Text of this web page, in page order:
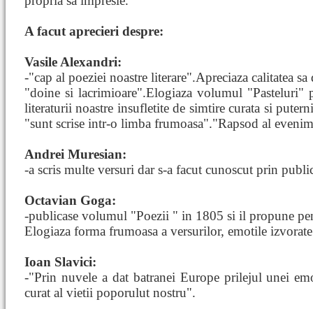
A facut aprecieri despre:
Vasile Alexandri:
-"cap al poeziei noastre literare".Apreciaza calitatea
"doine si lacrimioare".Elogiaza volumul "Pasteluri"
literaturii noastre insufletite de simtire curata si
"sunt scrise intr-o limba frumoasa"."Rapsod al
Andrei Muresian:
-a scris multe versuri dar s-a facut cunoscut prin
Octavian Goga:
-publicase volumul "Poezii " in 1805 si il propune
Elogiaza forma frumoasa a versurilor, emotile
Ioan Slavici:
-"Prin nuvele a dat batranei Europe prilejul unei
curat al vietii poporulut nostru".